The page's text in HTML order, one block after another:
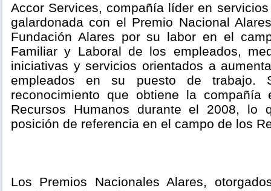
Accor Services, compañía líder en
galardonada con el Premio Nacional
Fundación Alares por su labor en el
Familiar y Laboral de los empleados,
iniciativas y servicios orientados a
empleados en su puesto de trabajo.
reconocimiento que obtiene la
Recursos Humanos durante el 2008, lo
posición de referencia en el campo de los
Los Premios Nacionales Alares,